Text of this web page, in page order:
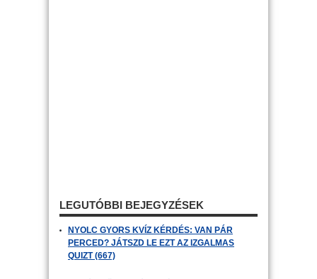
LEGUTÓBBI BEJEGYZÉSEK
NYOLC GYORS KVÍZ KÉRDÉS: VAN PÁR
PERCED? JÁTSZD LE EZT AZ IZGALMAS
QUIZT (667)